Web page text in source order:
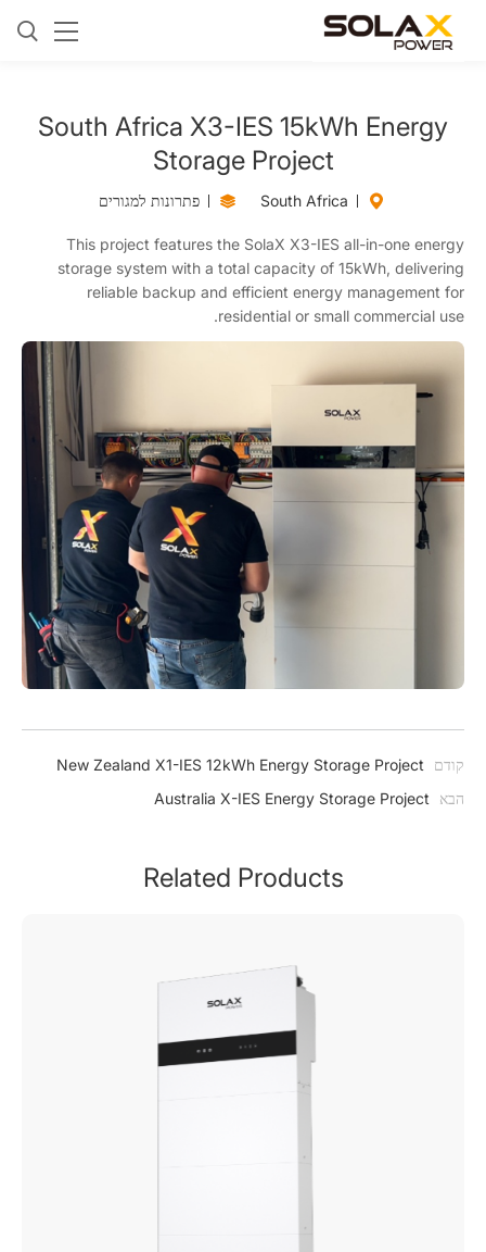
South Africa X3-IES 15kWh Energy
Storage Project
South Africa פתרונות למגורים
This project features the SolaX X3-IES all-in-one energy
storage system with a total capacity of 15kWh, delivering
reliable backup and efficient energy management for
residential or small commercial use.
קודם
הבא
Related Products